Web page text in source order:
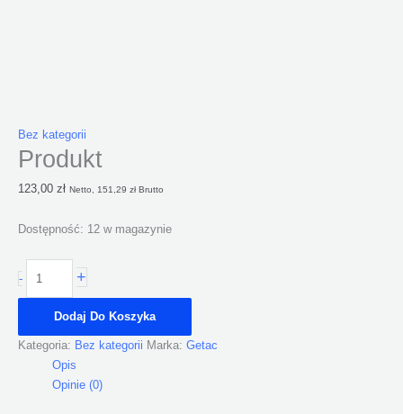
Bez kategorii
Produkt
123,00 zł Netto, 151,29 zł Brutto
Dostępność: 12 w magazynie
- +
Dodaj Do Koszyka
Kategoria: Bez kategorii Marka: Getac
Opis
Opinie (0)